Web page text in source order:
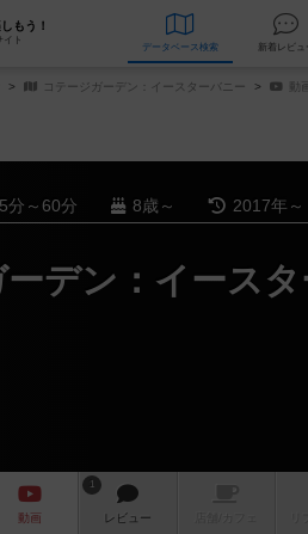
もう！
イト
データベース 検索
コテージガーデン：イースターバニー 動
分～60分 8歳～ 2017年～
デン：イース
動画
1
レビュー